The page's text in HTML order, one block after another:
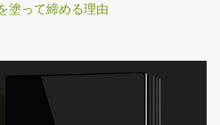
塗って締める理由